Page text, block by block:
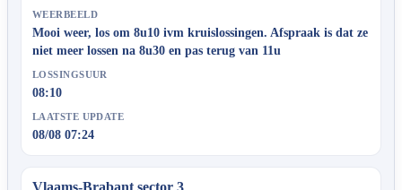
WEERBEELD
Mooi weer, los om 8u10 ivm kruislossingen. Afspraak is dat ze
niet meer lossen na 8u30 en pas terug van 11u
LOSSINGSUUR
08:10
LAATSTE UPDATE
08/08 07:24
Vlaams-Brabant sector 3